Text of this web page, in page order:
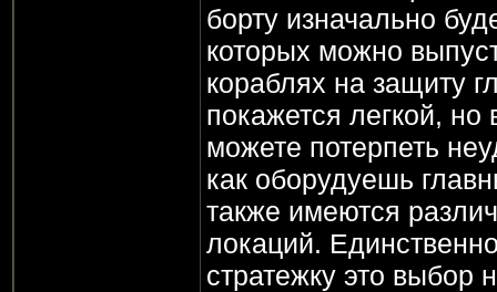
борту изначально
которых можно
кораблях на защиту
покажется легкой, но
можете потерпеть
как оборудуешь
также имеются
локаций.
стратежку это выбор